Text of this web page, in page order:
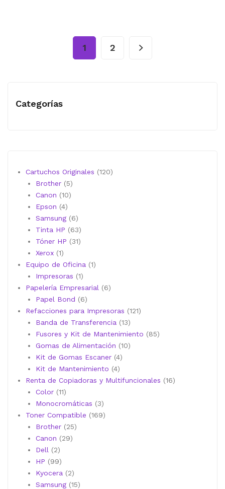
1 2
Categorías
Cartuchos Originales 120120
Brother 55
productos
Canon 1010
Epson 44
productos
Samsung 66
productos
Tinta HP 6363
productos
Tóner HP 3131
Xerox 11
producto
Equipo de Oficina 11
Impresoras 11
producto
Papelería Empresarial 66
Papel Bond 66
productos
Refacciones para Impresoras 121121
Banda de Transferencia 1313
productos
Fusores y Kit de Mantenimiento 8585
Gomas de Alimentación 1010
Kit de Gomas Escaner 44
Kit de Mantenimiento 44
productos
Renta de Copiadoras y Multifuncionales 1616
Color 1111
productos
Monocromáticas 33
productos
Toner Compatible 169169
Brother 2525
Canon 2929
Dell 22
productos
HP 9999
productos
Kyocera 22
productos
Samsung 1515